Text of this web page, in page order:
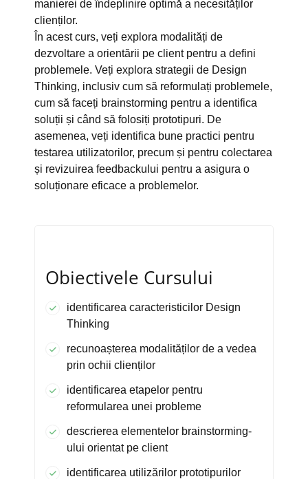
manierei de îndeplinire optimă a necesităților
clienților.
În acest curs, veți explora modalități de
dezvoltare a orientării pe client pentru a defini
problemele. Veți explora strategii de Design
Thinking, inclusiv cum să reformulați problemele,
cum să faceți brainstorming pentru a identifica
soluții și când să folosiți prototipuri. De
asemenea, veți identifica bune practici pentru
testarea utilizatorilor, precum și pentru colectarea
și revizuirea feedbackului pentru a asigura o
soluționare eficace a problemelor.
Obiectivele Cursului
identificarea caracteristicilor Design
Thinking
recunoașterea modalităților de a vedea
prin ochii clienților
identificarea etapelor pentru
reformularea unei probleme
descrierea elementelor brainstorming-
ului orientat pe client
identificarea utilizărilor prototipurilor